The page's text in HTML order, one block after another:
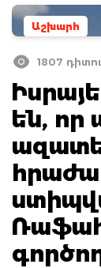
Աշխարհ
1807
են, որ